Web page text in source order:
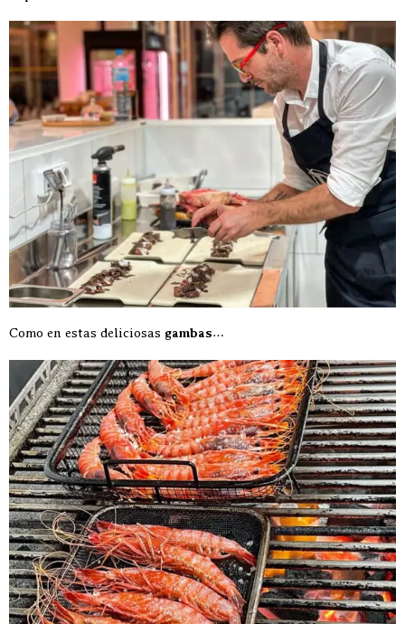
Como en estas deliciosas gambas…